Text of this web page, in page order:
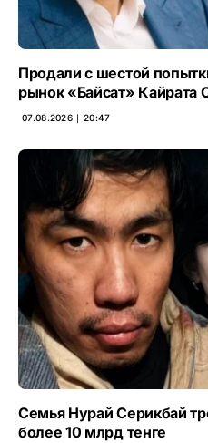
Продали с шестой
рынок «Байсат» Кайрата
07.08.2026 ∣ 20:47
Семья Нурай Серикбай
более 10 млрд тенге